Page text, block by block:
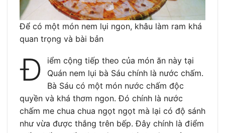
Để có một món nem lụi ngon, khâu làm ram khá
quan trọng và bài bản
Đ
iểm cộng tiếp theo của món ăn này tại
Quán nem lụi bà Sáu chính là nước chấm.
Bà Sáu có một món nước chấm độc
quyền và khá thơm ngon. Đó chính là nước
chấm me chua chua ngọt ngọt mà lại có độ sánh
như vừa được thắng trên bếp. Đây chính là điểm